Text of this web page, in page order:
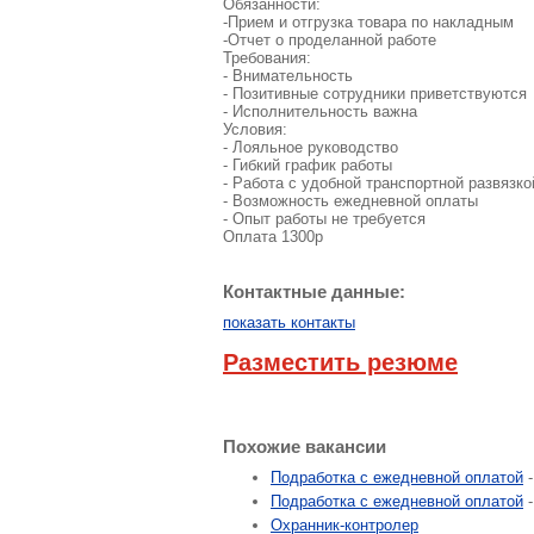
Обязанности:
-Прием и отгрузка товара по накладным
-Отчет о проделанной работе
Требования:
- Внимательность
- Позитивные сотрудники приветствуются
- Исполнительность важна
Условия:
- Лояльное руководство
- Гибкий график работы
- Работа с удобной транспортной
- Возможность ежедневной оплаты
- Опыт работы не требуется
Оплата 1300р
Контактные данные:
показать контакты
Разместить резюме
Похожие вакансии
Подработка с ежедневной оплатой
Подработка с ежедневной оплатой
Охранник-контролер